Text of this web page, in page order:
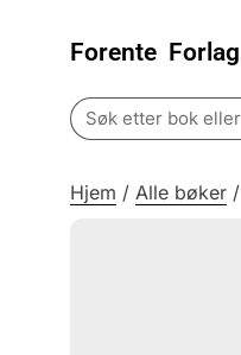
Forente Forlag
Search
for:
Hjem / Alle bøker /